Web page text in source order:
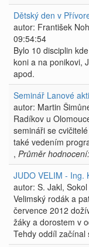
Dětský den v
autor: František
09:54:54
Bylo 10 disciplin
koni a na ponikovi,
apod.
Seminář Lanové
autor: Martin
Radíkov u
semináři se
také vedením
, Průměr
JUDO VELIM - Ing.
autor: S. Jakl,
Velimský rodák a
července 2012
žáky a dorostem v
Tehdy oddíl začínal